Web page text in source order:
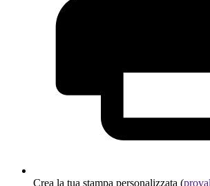
Crea la tua stampa personalizzata (